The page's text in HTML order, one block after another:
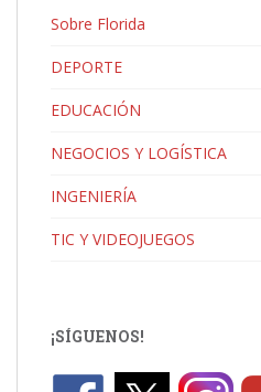
Sobre Florida
DEPORTE
EDUCACIÓN
NEGOCIOS Y LOGÍSTICA
INGENIERÍA
TIC Y VIDEOJUEGOS
¡SÍGUENOS!